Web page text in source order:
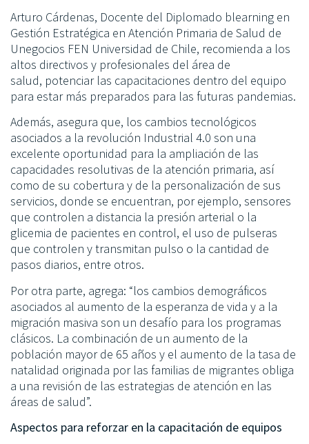
Arturo Cárdenas, Docente del Diplomado blearning en
Gestión Estratégica en Atención Primaria de Salud de
Unegocios FEN Universidad de Chile, recomienda a los
altos directivos y profesionales del área de
salud, potenciar las capacitaciones dentro del equipo
para estar más preparados para las futuras pandemias.
Además, asegura que, los cambios tecnológicos
asociados a la revolución Industrial 4.0 son una
excelente oportunidad para la ampliación de las
capacidades resolutivas de la atención primaria, así
como de su cobertura y de la personalización de sus
servicios, donde se encuentran, por ejemplo, sensores
que controlen a distancia la presión arterial o la
glicemia de pacientes en control, el uso de pulseras
que controlen y transmitan pulso o la cantidad de
pasos diarios, entre otros.
Por otra parte, agrega: “los cambios demográficos
asociados al aumento de la esperanza de vida y a la
migración masiva son un desafío para los programas
clásicos. La combinación de un aumento de la
población mayor de 65 años y el aumento de la tasa de
natalidad originada por las familias de migrantes obliga
a una revisión de las estrategias de atención en las
áreas de salud”.
Aspectos para reforzar en la capacitación de equipos